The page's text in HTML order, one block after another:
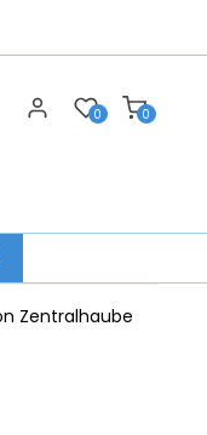
0
0
Zentralhaube